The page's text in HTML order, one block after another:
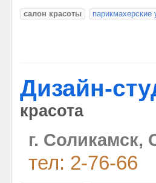
салон красоты парикмахерские
Дизайн-
красота
г. Соликамск,
тел: 2-76-66